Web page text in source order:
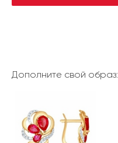
Дополните свой образ: